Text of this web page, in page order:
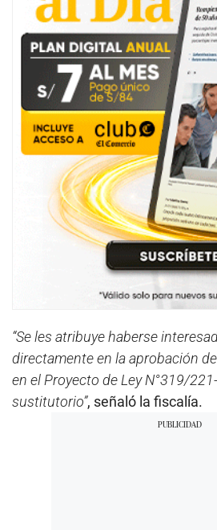
“Se les atribuye haberse
directamente en la aprobación
en el Proyecto de Ley N°319/
sustitutorio”, señaló la fiscalía.